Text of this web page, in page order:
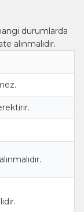
durumlarda
alınmalıdır.